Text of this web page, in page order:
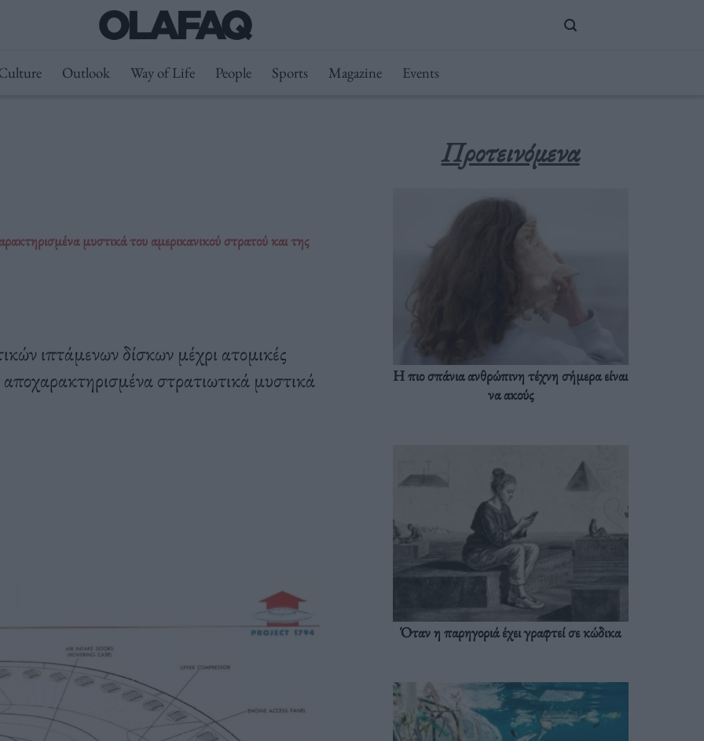
Outlook Way of Life People Sports Magazine Events
μυστικά του αμερικανικού στρατού και της
ιπτάμενων δίσκων μέχρι ατομικές
στρατιωτικά μυστικά
Προτεινόμενα
Η πιο σπάνια ανθρώπινη τέχνη σήμερα είναι
να ακούς
Όταν η παρηγοριά έχει γραφτεί σε κώδικα